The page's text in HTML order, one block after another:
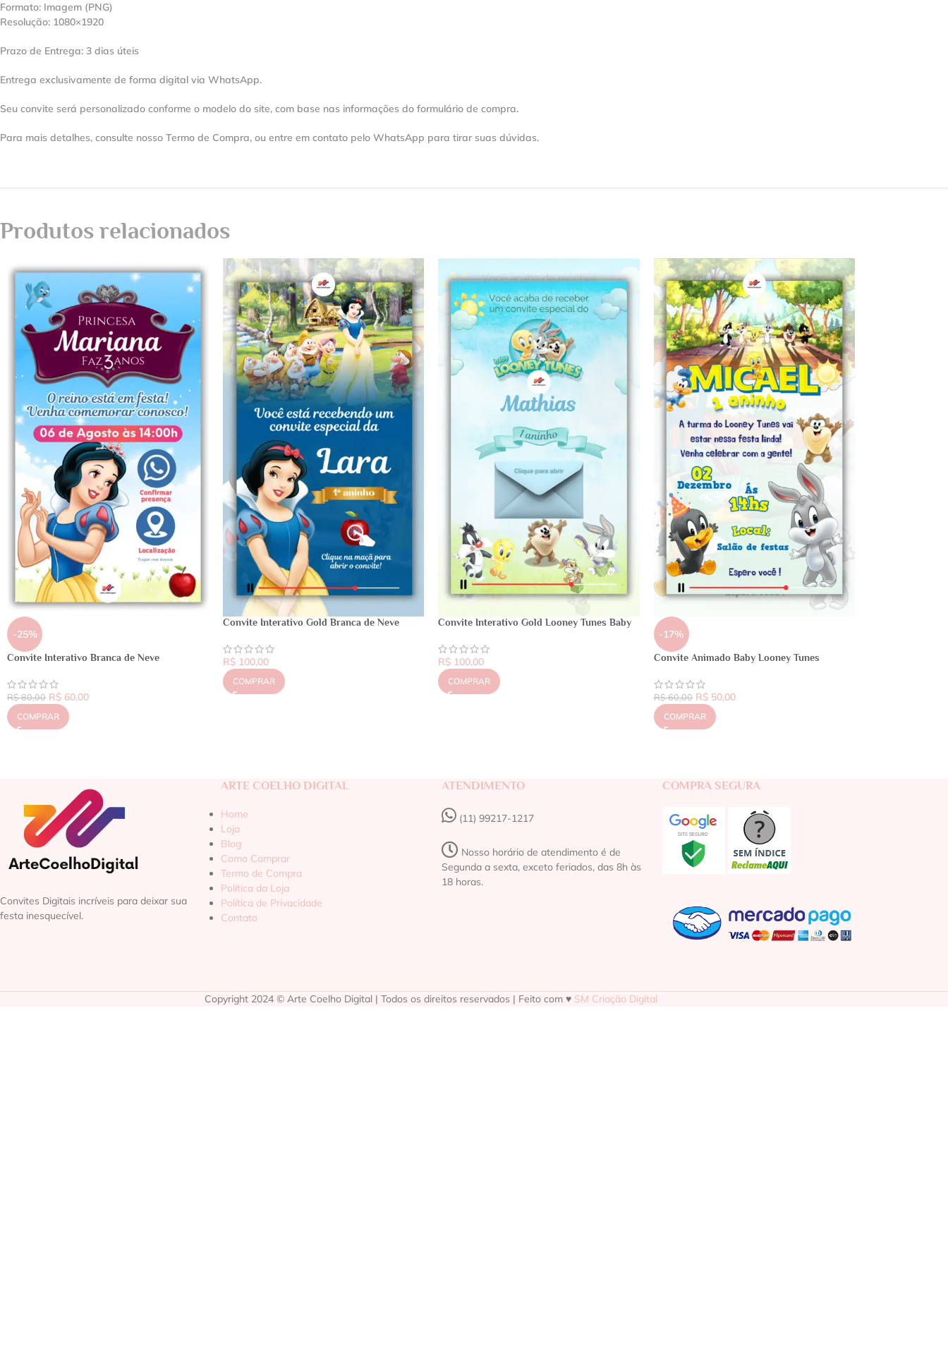
Formato: Imagem (PNG)
Resolução: 1080×1920
Prazo de Entrega: 3 dias úteis
Entrega exclusivamente de forma digital via WhatsApp.
Seu convite será personalizado conforme o modelo do site, com base nas informações do formulário de compra.
Para mais detalhes, consulte nosso Termo de Compra, ou entre em contato pelo WhatsApp para tirar suas dúvidas.
Produtos relacionados
-25%
Convite Interativo Branca de Neve
R$80,00 R$ 60,00
COMPRAR
Convite Interativo Gold Branca de Neve
R$100,00
COMPRAR
Convite Interativo Gold Looney Tunes Baby
R$ 100,00
COMPRAR
-17%
Convite Animado Baby Looney Tunes
R$60,00 R$50,00
COMPRAR
Convites Digitais incríveis para deixar sua
festa inesquecível.
ARTE COELHO DIGITAL
Home
Loja
Blog
Como Comprar
Termo de Compra
Política da Loja
Política de Privacidade
Contato
ATENDIMENTO
(11) 99217-1217‬
Nosso horário de atendimento é de
Segunda a sexta, exceto feriados, das 8h às
18 horas.
COMPRA SEGURA
Copyright 2024 © Arte Coelho Digital | Todos os direitos reservados | Feito com ♥ SM Criação Digital